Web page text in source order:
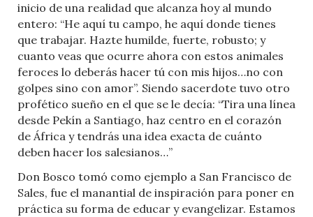
inicio de una realidad que alcanza hoy al mundo
entero: “He aquí tu campo, he aquí donde tienes
que trabajar. Hazte humilde, fuerte, robusto; y
cuanto veas que ocurre ahora con estos animales
feroces lo deberás hacer tú con mis hijos…no con
golpes sino con amor”. Siendo sacerdote tuvo otro
profético sueño en el que se le decía: “Tira una línea
desde Pekín a Santiago, haz centro en el corazón
de África y tendrás una idea exacta de cuánto
deben hacer los salesianos…”
Don Bosco tomó como ejemplo a San Francisco de
Sales, fue el manantial de inspiración para poner en
práctica su forma de educar y evangelizar. Estamos